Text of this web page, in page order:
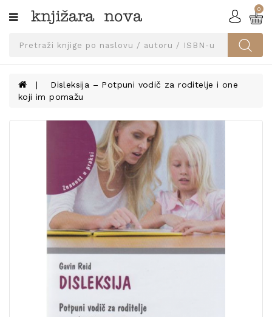
Kategorije
SVEUČILIŠNA
UDŽBENICI
UDŽBENIKE!
KONTAKT
0
Disleksija – Potpuni vodič za roditelje i one
koji im pomažu